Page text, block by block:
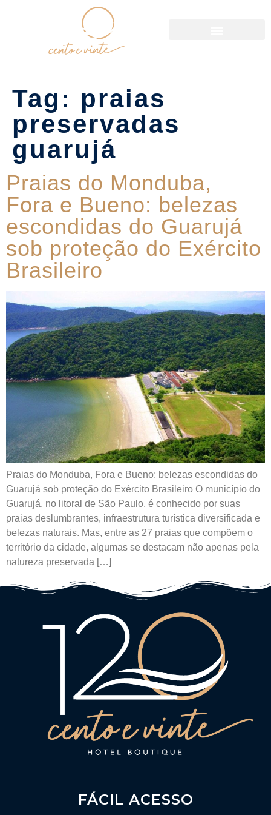
Tag: praias
preservadas
guarujá
Praias do Monduba,
Fora e Bueno: belezas
escondidas do Guarujá
sob proteção do Exército
Brasileiro
Praias do Monduba, Fora e Bueno: belezas escondidas do
Guarujá sob proteção do Exército Brasileiro O município do
Guarujá, no litoral de São Paulo, é conhecido por suas
praias deslumbrantes, infraestrutura turística diversificada e
belezas naturais. Mas, entre as 27 praias que compõem o
território da cidade, algumas se destacam não apenas pela
natureza preservada […]
FÁCIL ACESSO